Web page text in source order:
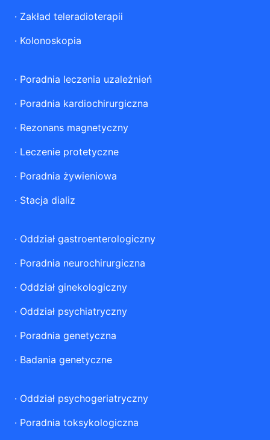
· Zakład teleradioterapii
· Kolonoskopia
· Poradnia leczenia uzależnień
· Poradnia kardiochirurgiczna
· Rezonans magnetyczny
· Leczenie protetyczne
· Poradnia żywieniowa
· Stacja dializ
· Oddział gastroenterologiczny
· Poradnia neurochirurgiczna
· Oddział ginekologiczny
· Oddział psychiatryczny
· Poradnia genetyczna
· Badania genetyczne
· Oddział psychogeriatryczny
· Poradnia toksykologiczna